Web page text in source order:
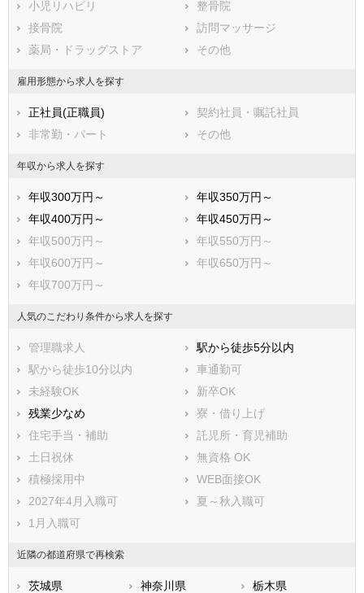
武蔵野市
三鷹市
青梅市
府中市
昭島市
調布市
町田市
東村山市
国分寺市
国立市
福生市
狛江市
武蔵村山市
多摩市
稲城市
羽村市
あきる野市
西東京市
西多摩郡瑞穂町
西多摩郡日の出町
西多摩郡檜原村
大島町
小児リハビリ
整骨院
接骨院
訪問マッサージ
薬局・ドラッグストア
その他
雇用形態から求人を探す
正社員(正職員)
契約社員・嘱託社員
非常勤・パート
その他
年収から求人を探す
年収300万円～
年収350万円～
年収400万円～
年収450万円～
年収500万円～
年収550万円～
年収600万円～
年収650万円～
年収700万円～
人気のこだわり条件から求人を探す
管理職求人
駅から徒歩5分以内
駅から徒歩10分以内
車通勤可
未経験OK
新卒OK
残業少なめ
寮・借り上げ
住宅手当・補助
託児所・育児補助
土日祝休
無資格 OK
積極採用中
WEB面接OK
2027年4月入職可
夏～秋入職可
1月入職可
近隣の都道府県で再検索
茨城県 神奈川県
栃木県